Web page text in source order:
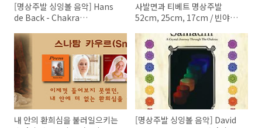
[명상주발 싱잉볼 음악] Hans
de Back - Chakra
명상주발, 차크라 요가음악 명
상, 크리스탈 주발, 띵샤, 소리명
상 미술치료
사발면과 티베트 명상주발
52cm, 25cm, 17cm / 빈야사
내 안의 환희심을 불러일으키는
[명상주발 싱잉볼 음악] David